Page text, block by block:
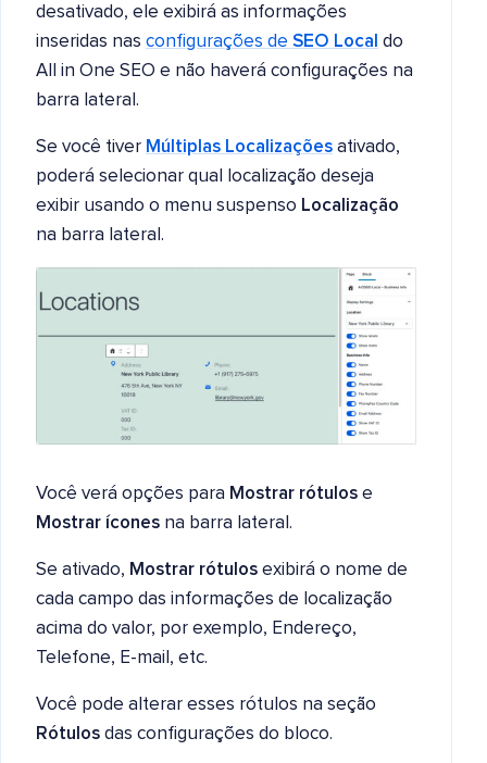
desativado, ele exibirá as informações
inseridas nas configurações de SEO Local do
All in One SEO e não haverá configurações na
barra lateral.
Se você tiver Múltiplas Localizações ativado,
poderá selecionar qual localização deseja
exibir usando o menu suspenso Localização
na barra lateral.
Você verá opções para Mostrar rótulos e
Mostrar ícones na barra lateral.
Se ativado, Mostrar rótulos exibirá o nome de
cada campo das informações de localização
acima do valor, por exemplo, Endereço,
Telefone, E-mail, etc.
Você pode alterar esses rótulos na seção
Rótulos das configurações do bloco.